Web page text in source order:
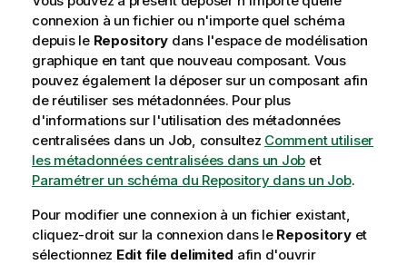
connexion à un fichier ou n'importe quel schéma
depuis le Repository dans l'espace de modélisation
graphique en tant que nouveau composant. Vous
pouvez également la déposer sur un composant afin
de réutiliser ses métadonnées. Pour plus
d'informations sur l'utilisation des métadonnées
centralisées dans un Job, consultez Comment utiliser
les métadonnées centralisées dans un Job et
Paramétrer un schéma du Repository dans un Job.
Pour modifier une connexion à un fichier existant,
cliquez-droit sur la connexion dans le Repositoryet
sélectionnez Edit file delimited afin d'ouvrir